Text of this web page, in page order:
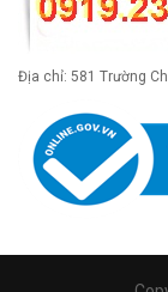
Địa chỉ: 581 Trường